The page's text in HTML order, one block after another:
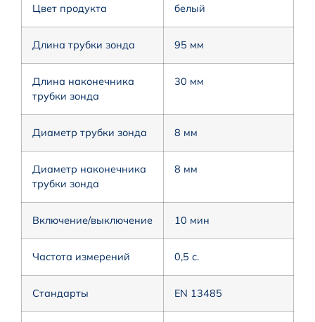
Цвет продукта белый
Длина трубки зонда 95 мм
Длина наконечника
трубки зонда
30 мм
Диаметр трубки зонда 8 мм
Диаметр наконечника
трубки зонда
8 мм
Включение/выключение 10 мин
Частота измерений 0,5 с.
Стандарты EN 13485